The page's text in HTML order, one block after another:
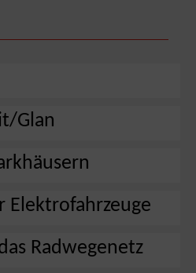
Glan
Elektrofahrzeuge
Radwegenetz